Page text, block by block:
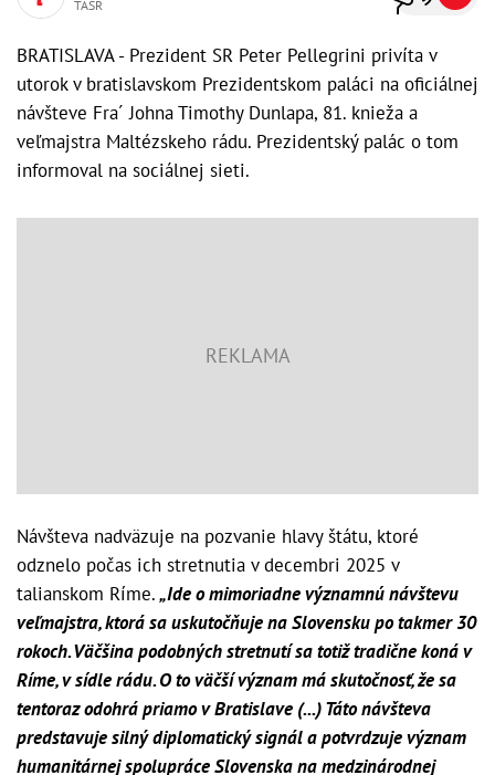
TASR
BRATISLAVA - Prezident SR Peter Pellegrini privíta v
utorok v bratislavskom Prezidentskom paláci na oficiálnej
návšteve Fra´ Johna Timothy Dunlapa, 81. knieža a
veľmajstra Maltézskeho rádu. Prezidentský palác o tom
informoval na sociálnej sieti.
Návšteva nadväzuje na pozvanie hlavy štátu, ktoré
odznelo počas ich stretnutia v decembri 2025 v
talianskom Ríme.„Ide o mimoriadne významnú návštevu
veľmajstra, ktorá sa uskutočňuje na Slovensku po takmer 30
rokoch. Väčšina podobných stretnutí sa totiž tradične koná v
Ríme, v sídle rádu. O to väčší význam má skutočnosť, že sa
tentoraz odohrá priamo v Bratislave (...) Táto návšteva
predstavuje silný diplomatický signál a potvrdzuje význam
humanitárnej spolupráce Slovenska na medzinárodnej